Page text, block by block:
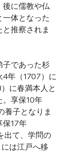
後に儒教や仏
体となった
と推察されま
子であった杉
4年（1707）に
に春満本人と
。享保10年
養子となりま
保17年
出て、学問の
は江戸へ移